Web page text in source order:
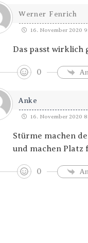
Werner Fenrich
16. November 2020
Das passt wirklich
0
Anke
16. November 2020
Stürme machen
und machen Platz
0